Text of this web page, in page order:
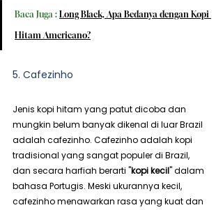
Baca Juga : Long Black, Apa Bedanya dengan Kopi
Hitam Americano?
5. Cafezinho
Jenis kopi hitam yang patut dicoba dan
mungkin belum banyak dikenal di luar Brazil
adalah cafezinho. Cafezinho adalah kopi
tradisional yang sangat populer di Brazil,
dan secara harfiah berarti "kopi kecil" dalam
bahasa Portugis. Meski ukurannya kecil,
cafezinho menawarkan rasa yang kuat dan